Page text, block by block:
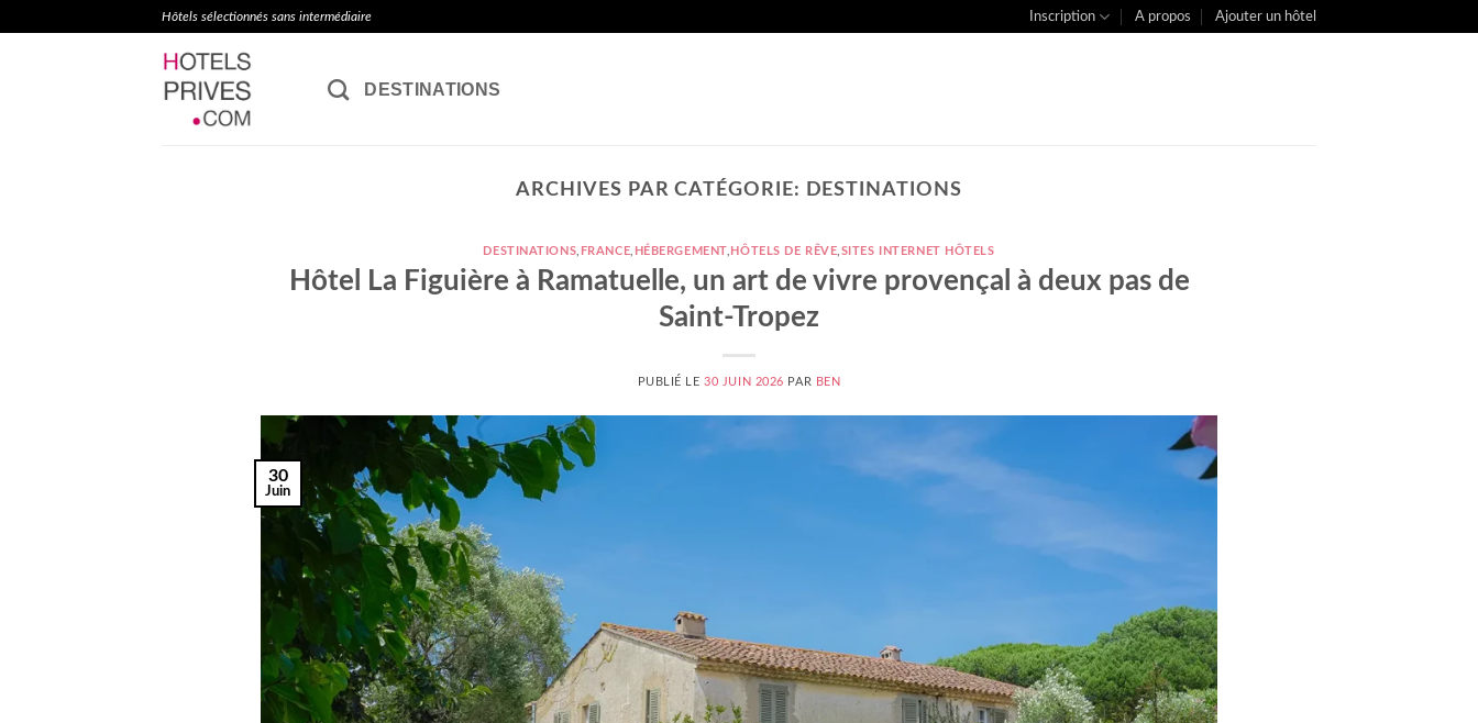
Hôtels sélectionnés sans intermédiaire Inscription A propos Ajouter un hôtel
DESTINATIONS
ARCHIVES PAR CATÉGORIE: DESTINATIONS
DESTINATIONS FRANCE HÉBERGEMENT, HÔTELS DE RÊVE SITES INTERNET HÔTELS
Hôtel La Figuière à Ramatuelle, un art de vivre provençal à deux pas de
Saint-Tropez
PUBLIÉ LE30 JUIN 2026 PAR BEN
30
Juin